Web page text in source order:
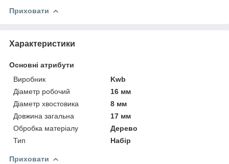
Приховати
Характеристики
Основні атрибути
Виробник
Kwb
Діаметр робочий
16 мм
Діаметр хвостовика
8 мм
Довжина загальна
17 мм
Обробка матеріалу
Дерево
Тип
Набір
Приховати